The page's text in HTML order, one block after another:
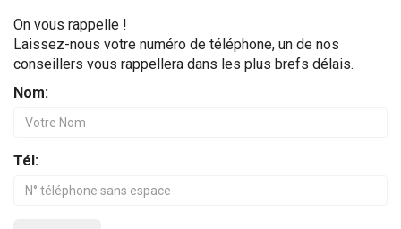
On vous rappelle !
Laissez-nous votre numéro de téléphone, un de nos
conseillers vous rappellera dans les plus brefs délais.
Nom:
Tél: